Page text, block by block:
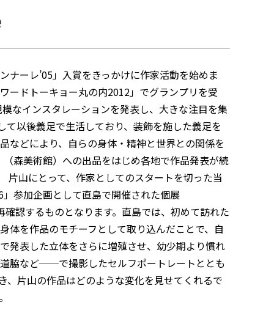
ーレ’05」入賞をきっかけに作家活動を始めま
ードトーキョー丸の内2012」でグランプリを受
なインスタレーションを発表し、大きな注目を集
以後義足で生活しており、装飾を施した義足を
などにより、自らの身体・精神と世界との関係を
森美術館）への出品をはじめ各地で作品発表が続
片山にとって、作家としてのスタートを切った当
参加企画として直島で開催された個展
認するものとなります。直島では、初めて訪れた
体を作品のモチーフとして取り込んだことで、自
発表した立体をさらに増殖させ、幼少期より慣れ
脇など──で撮影したセルフポートレートととも
、片山の作品はどのような変化を見せてくれるで